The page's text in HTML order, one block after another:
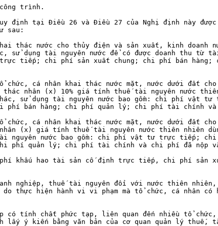
trình.
định tại Điều 26 và Điều 27 của Nghị định này
sau:
thác nước cho thủy điện và sản xuất, kinh doanh
dụng tài nguyên nước để có được doanh thu từ
tiếp; chi phí sản xuất chung; chi phí bán
cá nhân khai thác nước mặt, nước dưới đất
nhân (x) 10% giá tính thuế tài nguyên nước
sử dụng tài nguyên nước bao gồm: chi phí vật
bán hàng; chi phí quản lý; chi phí tài chính và
cá nhân khai thác nước mặt, nước dưới đất
(x) giá tính thuế tài nguyên nước thiên nhiên
nguyên nước bao gồm: chi phí vật tư trực tiếp;
quản lý; chi phí tài chính và chi phí đã nộp vào
hao tài sản cố định trực tiếp, chi phí sản
nghiệp, thuế tài nguyên đối với nước thiên
hiện hành vi vi phạm mà tổ chức, cá nhân có
có tính chất phức tạp, liên quan đến nhiều tổ
lấy ý kiến bằng văn bản của cơ quan quản lý thuế,